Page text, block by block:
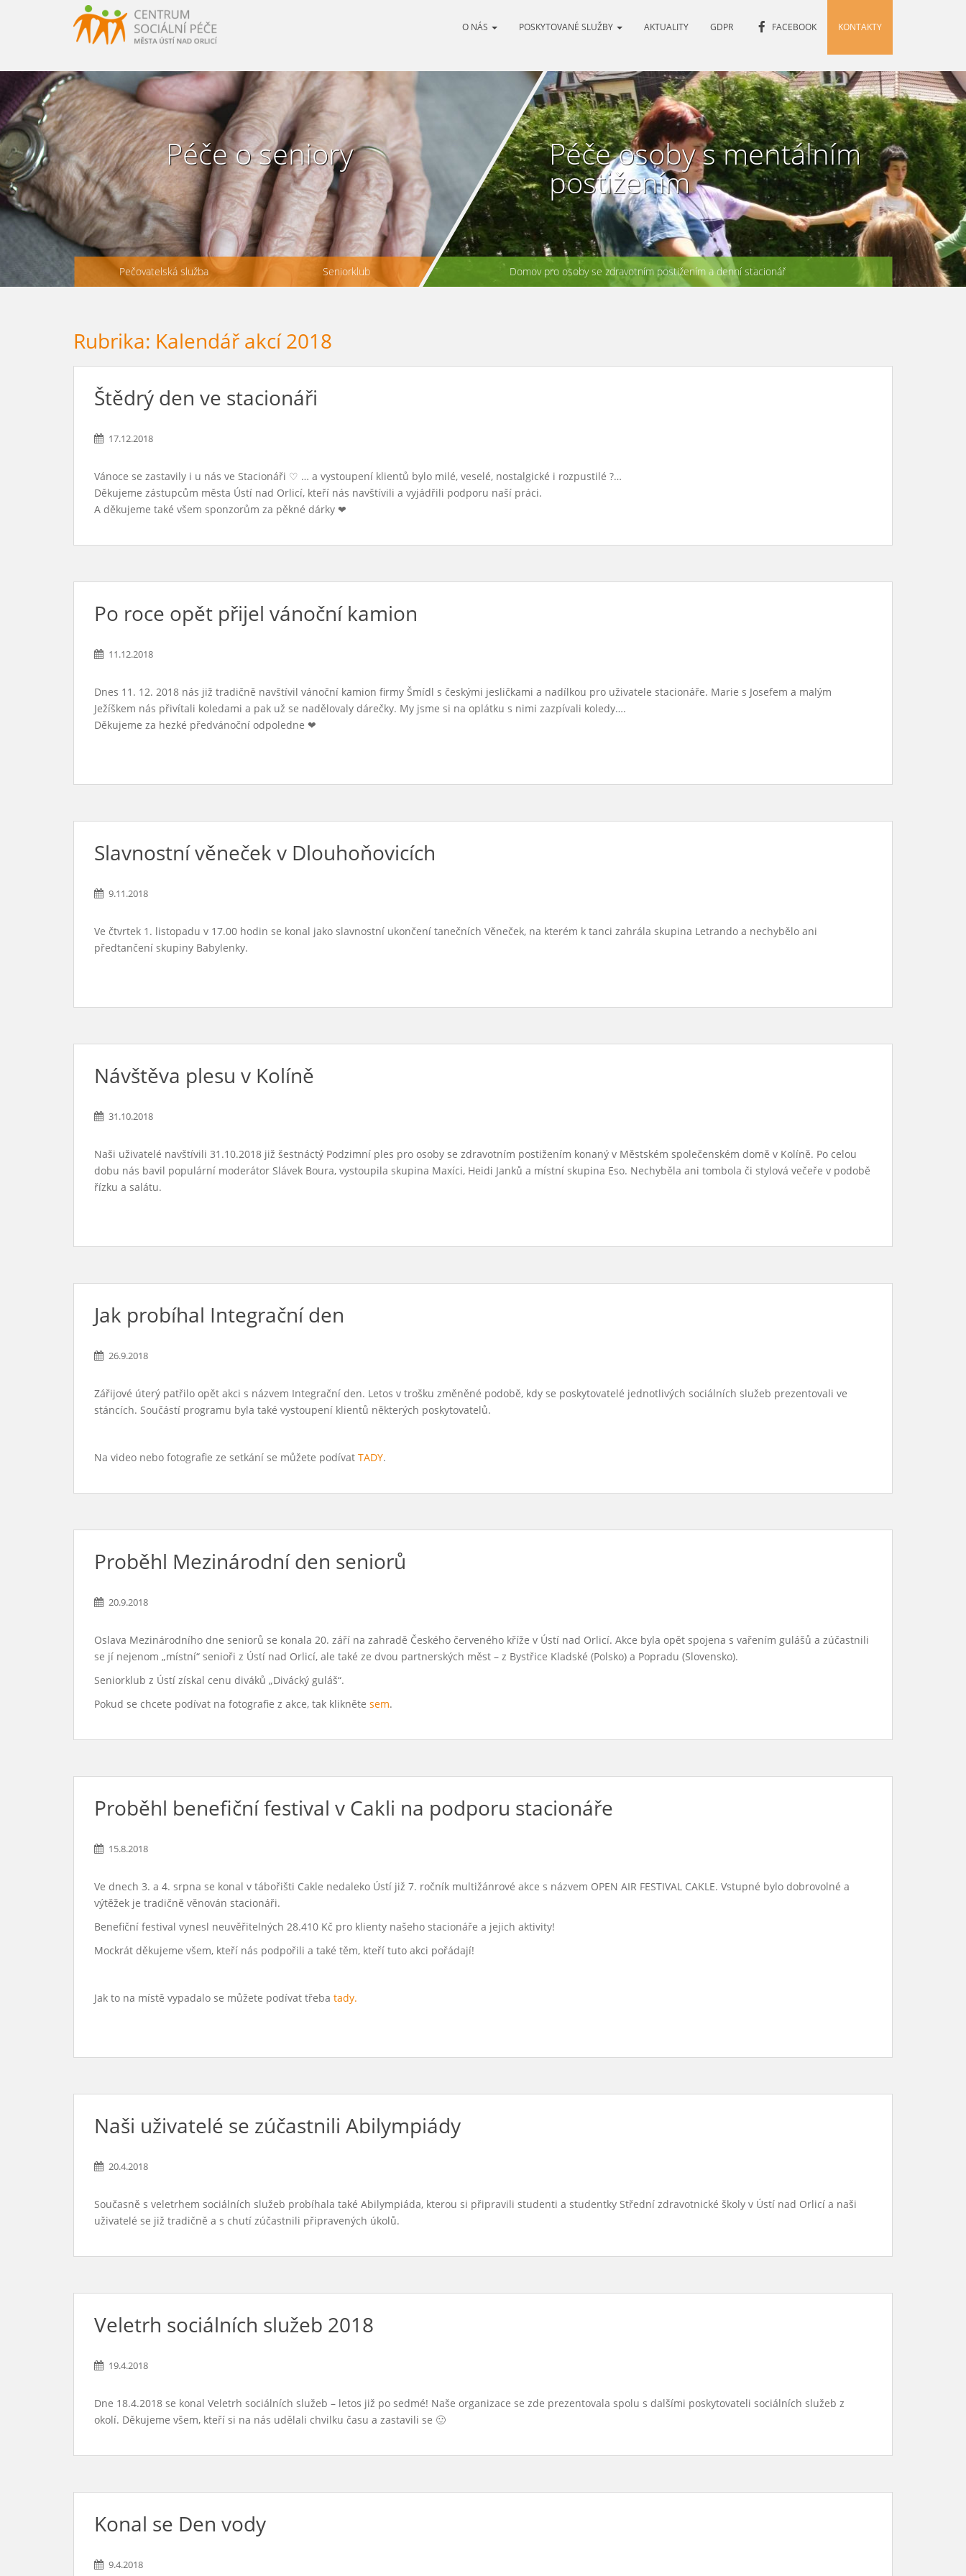
URLLL=http://csp-uo.cz/wp-content/themes/cspuo2=
O NÁS POSKYTOVANÉ SLUŽBY AKTUALITY GDPR FACEBOOK KONTAKTY
HERE http://csp-uo.cz/wp-content/themes/cspuo2
Péče o seniory
Pečovatelská služba Seniorklub
Péče osoby s mentálním
postižením
Domov pro osoby se zdravotním postižením a denní stacionář
Rubrika: Kalendář akcí 2018
Štědrý den ve stacionáři
17.12.2018
Vánoce se zastavily i u nás ve Stacionáři ♡ … a vystoupení klientů bylo milé, veselé, nostalgické i rozpustilé ?…
Děkujeme zástupcům města Ústí nad Orlicí, kteří nás navštívili a vyjádřili podporu naší práci.
A děkujeme také všem sponzorům za pěkné dárky ❤
Po roce opět přijel vánoční kamion
11.12.2018
Dnes 11. 12. 2018 nás již tradičně navštívil vánoční kamion firmy Šmídl s českými jesličkami a nadílkou pro uživatele stacionáře. Marie s Josefem a malým
Ježíškem nás přivítali koledami a pak už se nadělovaly dárečky. My jsme si na oplátku s nimi zazpívali koledy….
Děkujeme za hezké předvánoční odpoledne ❤
Slavnostní věneček v Dlouhoňovicích
9.11.2018
Ve čtvrtek 1. listopadu v 17.00 hodin se konal jako slavnostní ukončení tanečních Věneček, na kterém k tanci zahrála skupina Letrando a nechybělo ani
předtančení skupiny Babylenky.
Návštěva plesu v Kolíně
31.10.2018
Naši uživatelé navštívili 31.10.2018 již šestnáctý Podzimní ples pro osoby se zdravotním postižením konaný v Městském společenském domě v Kolíně. Po celou
dobu nás bavil populární moderátor Slávek Boura, vystoupila skupina Maxíci, Heidi Janků a místní skupina Eso. Nechyběla ani tombola či stylová večeře v podobě
řízku a salátu.
Jak probíhal Integrační den
26.9.2018
Zářijové úterý patřilo opět akci s názvem Integrační den. Letos v trošku změněné podobě, kdy se poskytovatelé jednotlivých sociálních služeb prezentovali ve
stáncích. Součástí programu byla také vystoupení klientů některých poskytovatelů.
Na video nebo fotografie ze setkání se můžete podívat TADY.
Proběhl Mezinárodní den seniorů
20.9.2018
Oslava Mezinárodního dne seniorů se konala 20. září na zahradě Českého červeného kříže v Ústí nad Orlicí. Akce byla opět spojena s vařením gulášů a zúčastnili
se jí nejenom „místní“ senioři z Ústí nad Orlicí, ale také ze dvou partnerských měst – z Bystřice Kladské (Polsko) a Popradu (Slovensko).
Seniorklub z Ústí získal cenu diváků „Divácký guláš“.
Pokud se chcete podívat na fotografie z akce, tak klikněte sem.
Proběhl benefiční festival v Cakli na podporu stacionáře
15.8.2018
Ve dnech 3. a 4. srpna se konal v tábořišti Cakle nedaleko Ústí již 7. ročník multižánrové akce s názvem OPEN AIR FESTIVAL CAKLE. Vstupné bylo dobrovolné a
výtěžek je tradičně věnován stacionáři.
Benefiční festival vynesl neuvěřitelných 28.410 Kč pro klienty našeho stacionáře a jejich aktivity!
Mockrát děkujeme všem, kteří nás podpořili a také těm, kteří tuto akci pořádají!
Jak to na místě vypadalo se můžete podívat třeba tady.
Naši uživatelé se zúčastnili Abilympiády
20.4.2018
Současně s veletrhem sociálních služeb probíhala také Abilympiáda, kterou si připravili studenti a studentky Střední zdravotnické školy v Ústí nad Orlicí a naši
uživatelé se již tradičně a s chutí zúčastnili připravených úkolů.
Veletrh sociálních služeb 2018
19.4.2018
Dne 18.4.2018 se konal Veletrh sociálních služeb – letos již po sedmé! Naše organizace se zde prezentovala spolu s dalšími poskytovateli sociálních služeb z
okolí. Děkujeme všem, kteří si na nás udělali chvilku času a zastavili se 🙂
Konal se Den vody
9.4.2018